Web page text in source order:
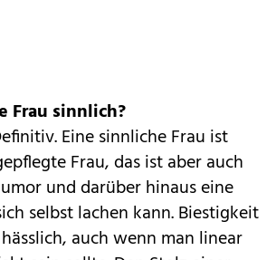
Frau sinnlich?
Eine sinnliche Frau ist
Frau, das ist aber auch
und ­darüber hinaus eine
selbst lachen kann. Biestigkeit
auch wenn man linear